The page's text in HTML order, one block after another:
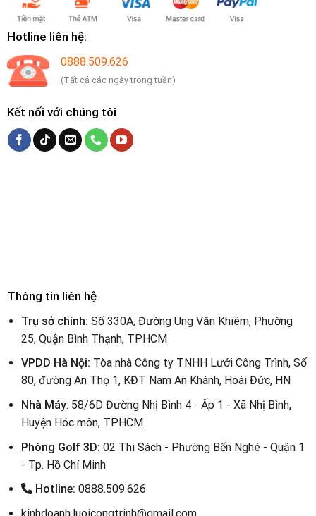
Hotline liên hệ:
0888.509.626
(Tất cả các ngày trong tuần)
Kết nối với chúng tôi
Thông tin liên hệ
Trụ sở chính: Số 330A, Đường Ung Văn Khiêm, Phường
25, Quận Bình Thạnh, TPHCM
VPDD Hà Nội: Tòa nhà Công ty TNHH Lưới Công Trình, Số
80, đường An Thọ 1, KĐT Nam An Khánh, Hoài Đức, HN
Nhà Máy: 58/6D Đường Nhị Bình 4 - Ấp 1 - Xã Nhị Bình,
Huyện Hóc môn, TPHCM
Phòng Golf 3D:02 Thi Sách - Phường Bến Nghé - Quận 1
- Tp. Hồ Chí Minh
Hotline: 0888.509.626
kinhdoanh.luoicongtrinh@gmail.com